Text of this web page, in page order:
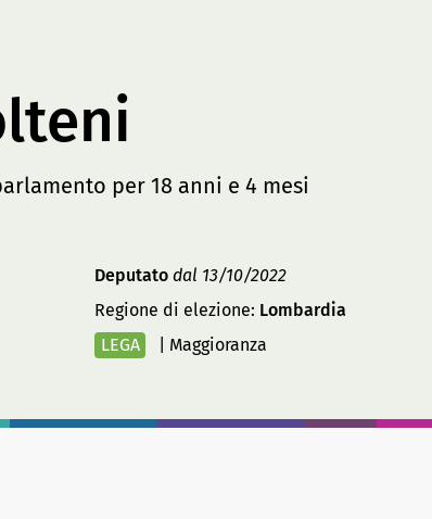
per 18 anni e 4 mesi
Deputato dal 13/10/2022
Regione di elezione: Lombardia
LEGA
Maggioranza